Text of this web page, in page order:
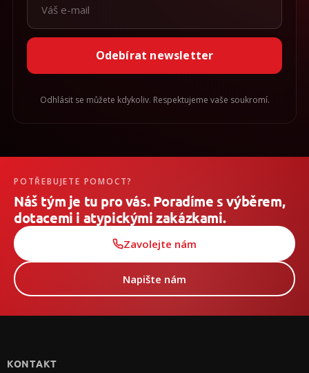
Odebírat newsletter
Odhlásit se můžete kdykoliv. Respektujeme vaše soukromí.
POTŘEBUJETE POMOCT?
Náš tým je tu pro vás. Poradíme s výběrem,
dotacemi i atypickými zakázkami.
Zavolejte nám
Napište nám
KONTAKT